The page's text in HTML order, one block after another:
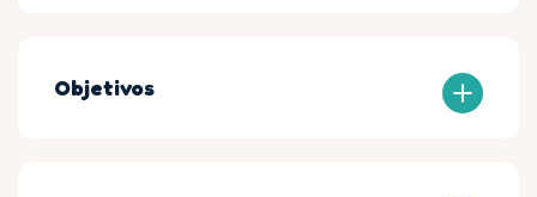
Objetivos